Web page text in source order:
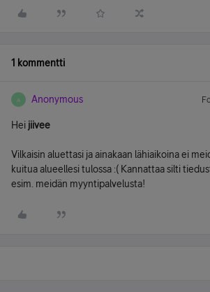
1 kommentti
A Anonymous
Hei jiivee
Vilkaisin aluettasi ja ainakaan lähiaikoina ei
kuitua alueellesi tulossa :( Kannattaa silti
esim. meidän myyntipalvelusta!